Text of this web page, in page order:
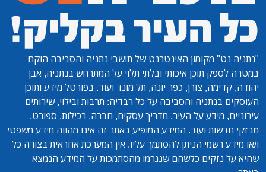
"נתניה נט" מקומון האינטרנט של תושבי נתניה והסביבה הוקם
במטרה לספק תוכן איכותי ובלתי תלוי על המתרחש בנתניה, אבן
יהודה, קדימה, צורן, כפר יונה, תל מונד ועוד. בפורטל מידע ותוכן
העוסקים בנתניה והסביבה על כל רבדיה: תרבות ובילוי, שירותים
עירוניים, מידע על העיר, מדריך עסקים, חברה, רכילות, ספורט,
מבזקי חדשות ועוד. המידע המופיע באתר זה אינו מהווה מידע משפטי
ו/או מידע רשמי הניתן להסתמך עליו. אין המערכת אחראית בצורה כל
שהיא על נזקים כלשהם שנגרמו מהסתמכות על המידע הנמצא